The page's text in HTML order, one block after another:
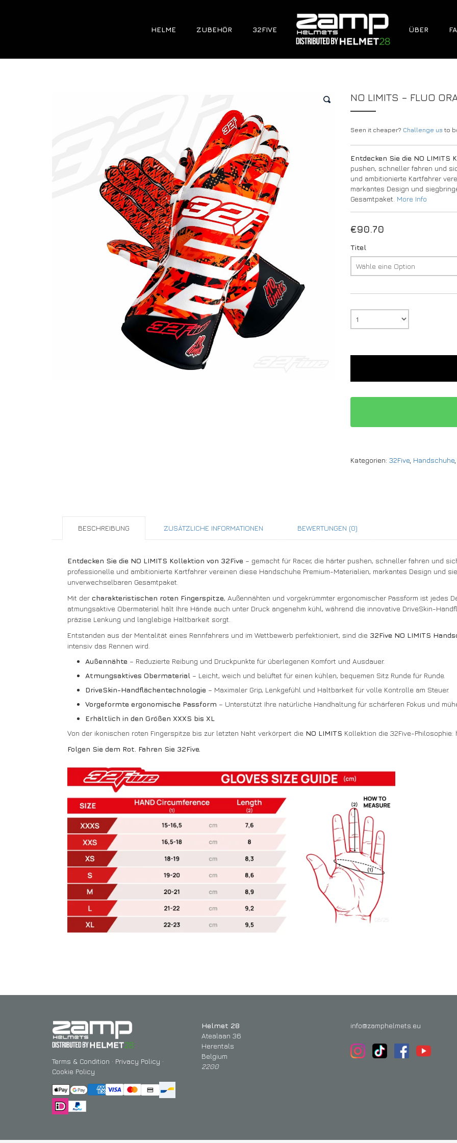
HELME ZUBEHÖR 32FIVE ÜBER
NO LIMITS – FLUO
Seen it cheaper? Challenge us to
Entdecken Sie die NO LIMITS
pushen, schneller fahren und
und ambitionierte Kartfahrer
markantes Design und
Gesamtpaket. More Info
€90.70
Titel
Kategorien: 32Five, Handschuhe,
BESCHREIBUNG ZUSÄTZLICHE INFORMATIONEN BEWERTUNGEN (0)
Entdecken Sie die NO LIMITS Kollektion von 32Five – gemacht für Racer, die härter pushen, schneller fahren und
professionelle und ambitionierte Kartfahrer vereinen diese Handschuhe Premium-Materialien, markantes Design und
unverwechselbaren Gesamtpaket.
Mit der charakteristischen roten Fingerspitze, Außennähten und vorgekrümmter ergonomischer Passform ist jedes
atmungsaktive Obermaterial hält Ihre Hände auch unter Druck angenehm kühl, während die innovative DriveSkin-
präzise Lenkung und langlebige Haltbarkeit sorgt.
Entstanden aus der Mentalität eines Rennfahrers und im Wettbewerb perfektioniert, sind die 32Five NO LIMITS
intensiv das Rennen wird.
Außennähte – Reduzierte Reibung und Druckpunkte für überlegenen Komfort und Ausdauer.
Atmungsaktives Obermaterial – Leicht, weich und belüftet für einen kühlen, bequemen Sitz Runde für Runde.
DriveSkin-Handflächentechnologie – Maximaler Grip, Lenkgefühl und Haltbarkeit für volle Kontrolle am Steuer.
Vorgeformte ergonomische Passform – Unterstützt Ihre natürliche Handhaltung für schärferen Fokus und
Erhältlich in den Größen XXXS bis XL
Von der ikonischen roten Fingerspitze bis zur letzten Naht verkörpert die NO LIMITS Kollektion die 32Five-
Folgen Sie dem Rot. Fahren Sie 32Five.
Terms & Condition · Privacy Policy ·
Cookie Policy
Helmet 28
Atealaan 36
Herentals
Belgium
2200
info@zamphelmets.eu